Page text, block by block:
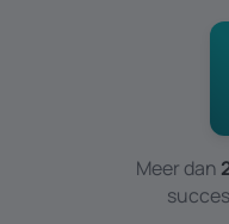
Meer dan